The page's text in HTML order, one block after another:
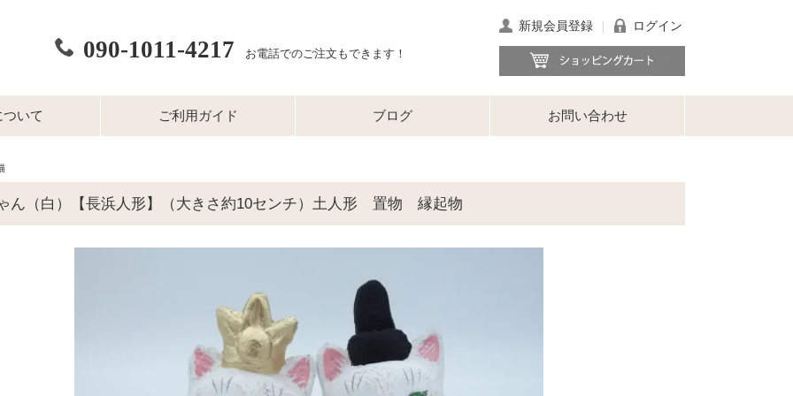
090-1011-4217 お電話でのご注文もできます！
新規会員登録 ログイン
いて ご利用ガイド ブログ お問い合わせ
ん（白）【長浜人形】（大きさ約10センチ）土人形 置物 縁起物